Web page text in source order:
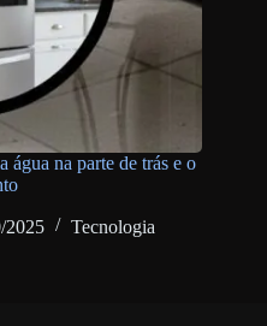
água na parte de trás e o
2025 Tecnologia